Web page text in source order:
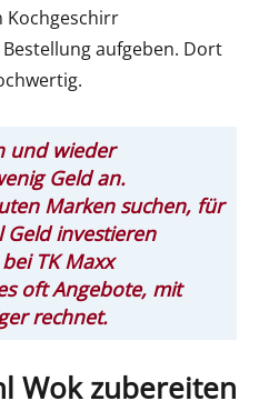
Kochgeschirr
aufgeben. Dort
und wieder
Geld an.
Marken suchen, für
Geld investieren
TK Maxx
oft Angebote, mit
rechnet.
Wok zubereiten